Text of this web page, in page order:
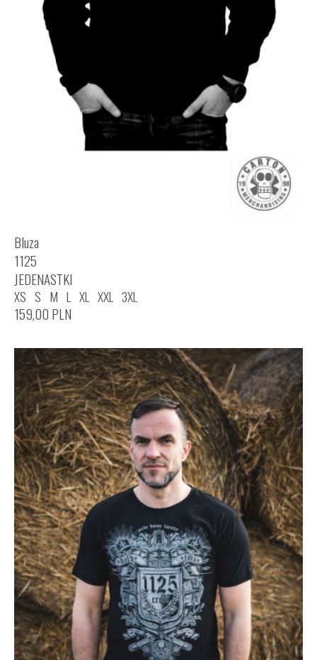
Bluza
1125
JEDENASTKI
XS S M L XL XXL 3XL
159,00 PLN